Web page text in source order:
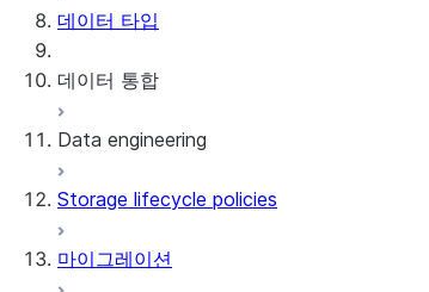
데이터 타입
데이터 통합
Snowflake Openflow
Apache Iceberg™
Apache Iceberg™ 테이블
Data engineering
데이터 로딩
동적 테이블
Storage lifecycle policies
마이그레이션